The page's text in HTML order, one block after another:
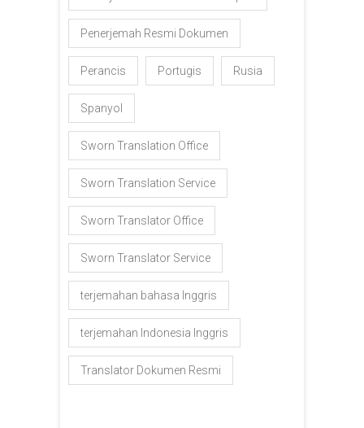
Penerjemah Resmi Dokumen
Perancis Portugis Rusia
Spanyol
Sworn Translation Office
Sworn Translation Service
Sworn Translator Office
Sworn Translator Service
terjemahan bahasa Inggris
terjemahan Indonesia Inggris
Translator Dokumen Resmi